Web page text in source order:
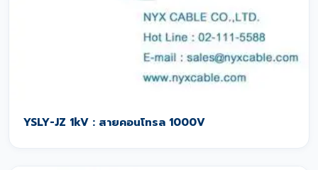
YSLY-JZ 1kV : สายคอนโทรล 1000V